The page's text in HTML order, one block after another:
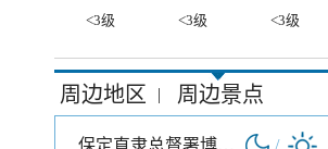
<3级
<3级 <3级
周边地区 | 周边景点
保定直隶总督署博物馆 /